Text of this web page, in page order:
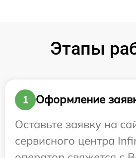
Этапы
1
Оформление
Оставьте заявку на
сервисного центра